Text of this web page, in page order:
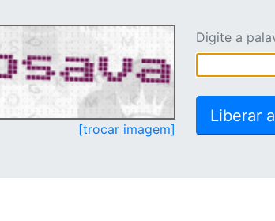
[trocar imagem]
Digite a